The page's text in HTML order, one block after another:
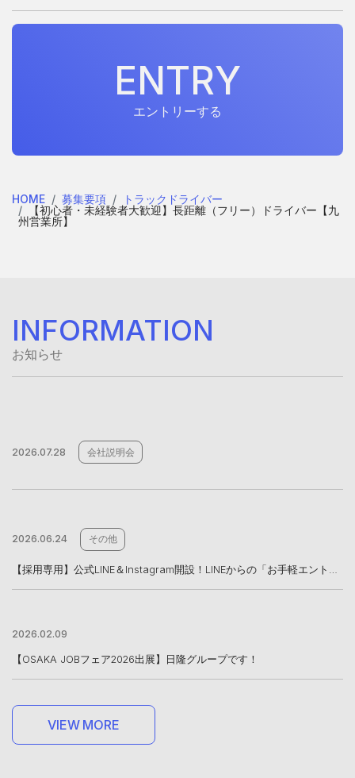
ENTRY
ENTRY
エントリーする
HOME 募集要項
トラックドライバー
【初心者・未経験者大歓迎】長距離（フリー）ドライバー【九
州営業所】
お知らせ
INFORMATION
2026.07.28 会社説明会
2026.06.24 その他
【OSAKA JOBフェア2026出展】日隆グループです！
2026.02.09
VIEW MORE